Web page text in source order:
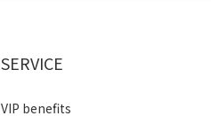
SERVICE
VIP benefits